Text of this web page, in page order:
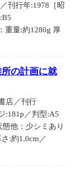
刊行年:1978［昭
重量:約1280g 厚
の計画に就
店／刊行
:181p／判型:A5
他：少シミあり
:約1.0cm／